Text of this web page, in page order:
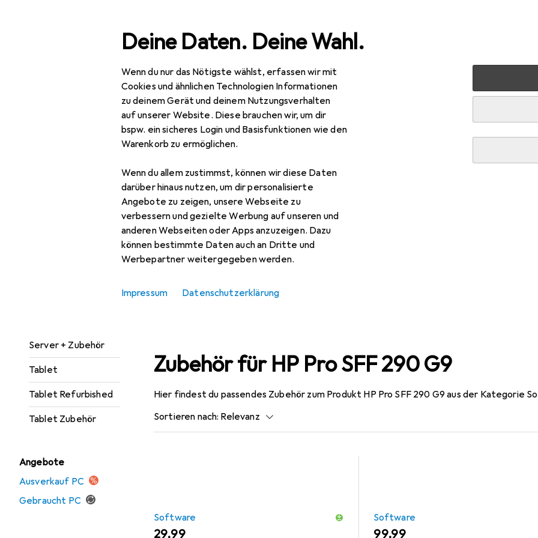
Deine Daten. Deine Wahl.
Wenn du nur das Nötigste wählst, erfassen wir mit
Cookies und ähnlichen Technologien Informationen
zu deinem Gerät und deinem Nutzungsverhalten
auf unserer Website. Diese brauchen wir, um dir
bspw. ein sicheres Login und Basisfunktionen wie den
Warenkorb zu ermöglichen.
Wenn du allem zustimmst, können wir diese Daten
darüber hinaus nutzen, um dir personalisierte
Angebote zu zeigen, unsere Webseite zu
verbessern und gezielte Werbung auf unseren und
anderen Webseiten oder Apps anzuzeigen. Dazu
können bestimmte Daten auch an Dritte und
Werbepartner weitergegeben werden.
Impressum Datenschutzerklärung
Navigation nach Kategorien
Server + Zubehör
Tablet
Tablet Refurbished
Tablet Zubehör
Angebote
Ausverkauf PC
Gebraucht PC
Gesamtsortiment IT + Multimedia Notebooks + PCs
EUR
950,84
HPPro SFF 290 G9
256 GB, 8 GB, Intel Core i7-13700
Zubehör für HP Pro SFF 290 G9
Hier findest du passendes Zubehör zum Produkt HP Pro SFF 290 G9 aus der Kategorie
Sortieren nach: Relevanz
Software
EUR
29,99
Software
EUR
99,99